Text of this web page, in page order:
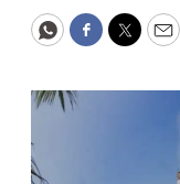
WhatsApp
Facebook